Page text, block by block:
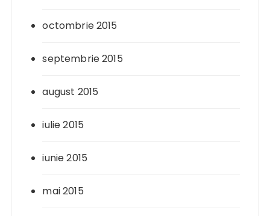
octombrie 2015
septembrie 2015
august 2015
iulie 2015
iunie 2015
mai 2015